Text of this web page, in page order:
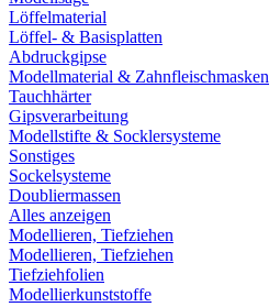
Löffelmaterial
Löffel- & Basisplatten
Abdruckgipse
Modellmaterial & Zahnfleischmasken
Tauchhärter
Gipsverarbeitung
Modellstifte & Socklersysteme
Sonstiges
Sockelsysteme
Doubliermassen
Alles anzeigen
Modellieren, Tiefziehen
Modellieren, Tiefziehen
Tiefziehfolien
Modellierkunststoffe